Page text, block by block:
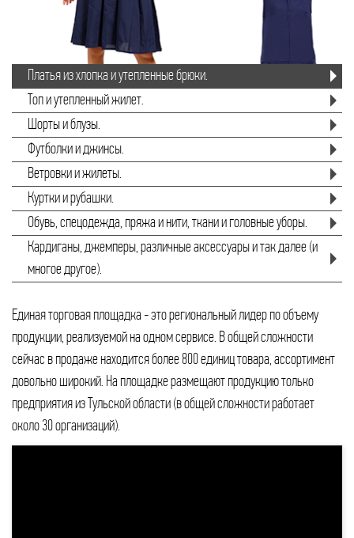
Платья из хлопка и утепленные брюки.
Топ и утепленный жилет.
Шорты и блузы.
Футболки и джинсы.
Ветровки и жилеты.
Куртки и рубашки.
Обувь, спецодежда, пряжа и нити, ткани и головные уборы.
Кардиганы, джемперы, различные аксессуары и так далее (и
многое другое).
Единая торговая площадка - это региональный лидер по объему
продукции, реализуемой на одном сервисе. В общей сложности
сейчас в продаже находится более 800 единиц товара, ассортимент
довольно широкий. На площадке размещают продукцию только
предприятия из Тульской области (в общей сложности работает
около 30 организаций).